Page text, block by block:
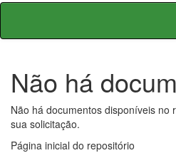
Skip
Não há
Não há documentos disponíveis no
sua solicitação.
Página inicial do repositório